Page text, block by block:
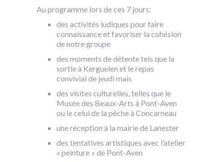
Au programme lors de ces 7 jours:
des activités ludiques pour faire
connaissance et favoriser la cohésion
de notre groupe
des moments de détente tels que la
sortie à Kerguelen et le repas
convivial de jeudi mais
des visites culturelles, telles que le
Musée des Beaux-Arts à Pont-Aven
ou le celui de la pêche à Concarneau
une réception à la mairie de Lanester
des tentatives artistiques avec l’atelier
« peinture » de Pont-Aven